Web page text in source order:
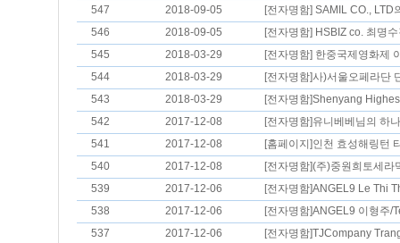
547
2018-09-05
[전자명함] SAMIL CO., LTD
546
2018-09-05
[전자명함] HSBIZ co. 최명수
545
2018-03-29
[전자명함] 한중국제영화제
544
2018-03-29
[전자명함]사)서울오페라단
543
2018-03-29
[전자명함]Shenyang
542
2017-12-08
[전자명함]유니베베님의 하
541
2017-12-08
[홈페이지]인천 효성해링턴
540
2017-12-08
[전자명함](주)중원희토세라
539
2017-12-06
[전자명함]ANGEL9 Le Thi
538
2017-12-06
[전자명함]ANGEL9 이형주/
537
2017-12-06
[전자명함]TJCompany